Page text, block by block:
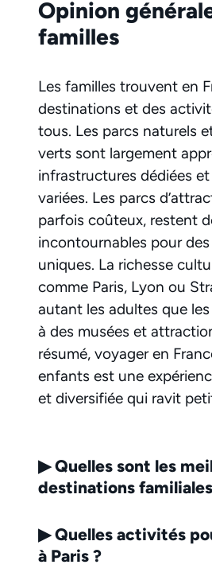
Opinion
familles
Les familles trouvent en
destinations et des
tous. Les parcs naturels
verts sont largement
infrastructures dédiées
variées. Les parcs
parfois coûteux, restent
incontournables pour
uniques. La richesse
comme Paris, Lyon ou
autant les adultes que
à des musées et
résumé, voyager en
enfants est une
et diversifiée qui ravit
▶Quelles sont les
destinations
▶Quelles activités
à Paris ?